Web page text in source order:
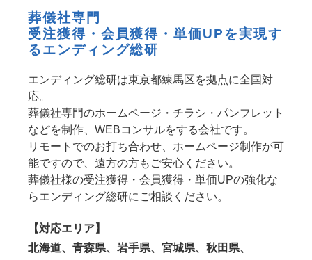
葬儀社専門
受注獲得・会員獲得・単価UPを実現す
るエンディング総研
エンディング総研は東京都練馬区を拠点に全国対
応。
葬儀社専門のホームページ・チラシ・パンフレット
などを制作、WEBコンサルをする会社です。
リモートでのお打ち合わせ、ホームページ制作が可
能ですので、遠方の方もご安心ください。
葬儀社様の受注獲得・会員獲得・単価UPの強化な
らエンディング総研にご相談ください。
【対応エリア】
北海道、青森県、岩手県、宮城県、秋田県、